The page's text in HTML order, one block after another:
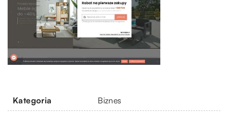
Kategoria Biznes